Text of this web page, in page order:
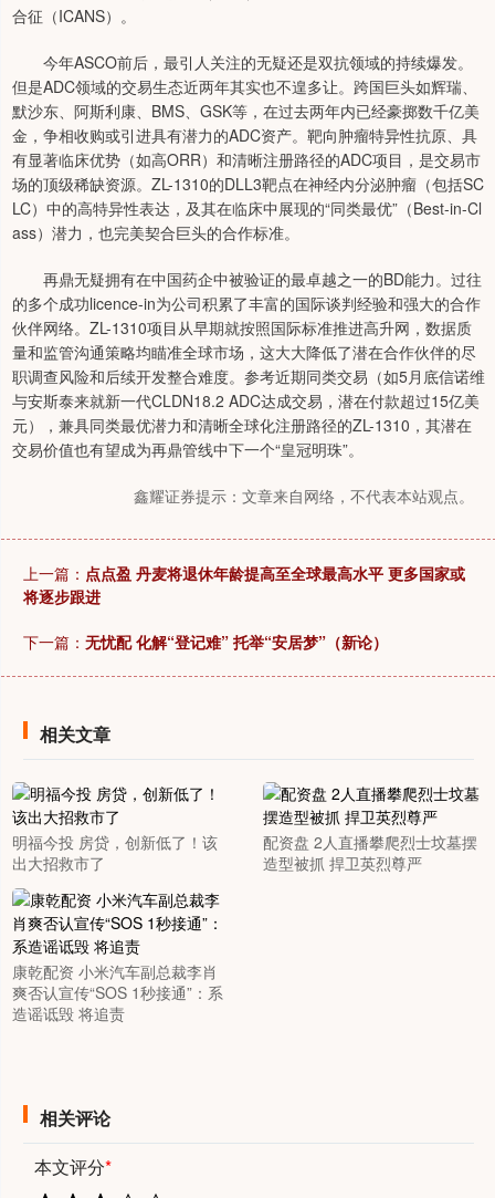
合征（ICANS）。
今年ASCO前后，最引人关注的无疑还是双抗领域的持续爆发。
但是ADC领域的交易生态近两年其实也不遑多让。跨国巨头如辉瑞、
默沙东、阿斯利康、BMS、GSK等，在过去两年内已经豪掷数千亿美
金，争相收购或引进具有潜力的ADC资产。靶向肿瘤特异性抗原、具
有显著临床优势（如高ORR）和清晰注册路径的ADC项目，是交易市
场的顶级稀缺资源。ZL-1310的DLL3靶点在神经内分泌肿瘤（包括SC
LC）中的高特异性表达，及其在临床中展现的“同类最优”（Best-in-Cl
ass）潜力，也完美契合巨头的合作标准。
再鼎无疑拥有在中国药企中被验证的最卓越之一的BD能力。过往
的多个成功licence-in为公司积累了丰富的国际谈判经验和强大的合作
伙伴网络。ZL-1310项目从早期就按照国际标准推进高升网，数据质
量和监管沟通策略均瞄准全球市场，这大大降低了潜在合作伙伴的尽
职调查风险和后续开发整合难度。参考近期同类交易（如5月底信诺维
与安斯泰来就新一代CLDN18.2 ADC达成交易，潜在付款超过15亿美
元），兼具同类最优潜力和清晰全球化注册路径的ZL-1310，其潜在
交易价值也有望成为再鼎管线中下一个“皇冠明珠”。
鑫耀证券提示：文章来自网络，不代表本站观点。
上一篇： 点点盈 丹麦将退休年龄提高至全球最高水平 更多国家或
将逐步跟进
下一篇： 无忧配 化解“登记难” 托举“安居梦”（新论）
相关文章
明福今投 房贷，创新低了！该
出大招救市了
配资盘 2人直播攀爬烈士坟墓摆
造型被抓 捍卫英烈尊严
康乾配资 小米汽车副总裁李肖
爽否认宣传“SOS 1秒接通”：系
造谣诋毁 将追责
相关评论
本文评分*